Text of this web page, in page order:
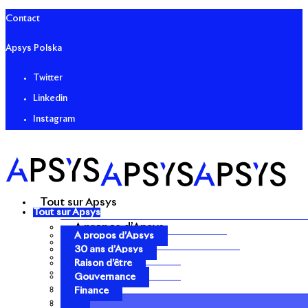
Contact
Apsys Polska
Twitter
Linkedin
Instagram
Tout sur Apsys
A propos d’Apsys
30 ans d’Apsys
Raison d’être
Gouvernance
Finance
Tout sur Apsys
A propos d’Apsys
30 ans d’Apsys
Raison d’être
Gouvernance
Finance